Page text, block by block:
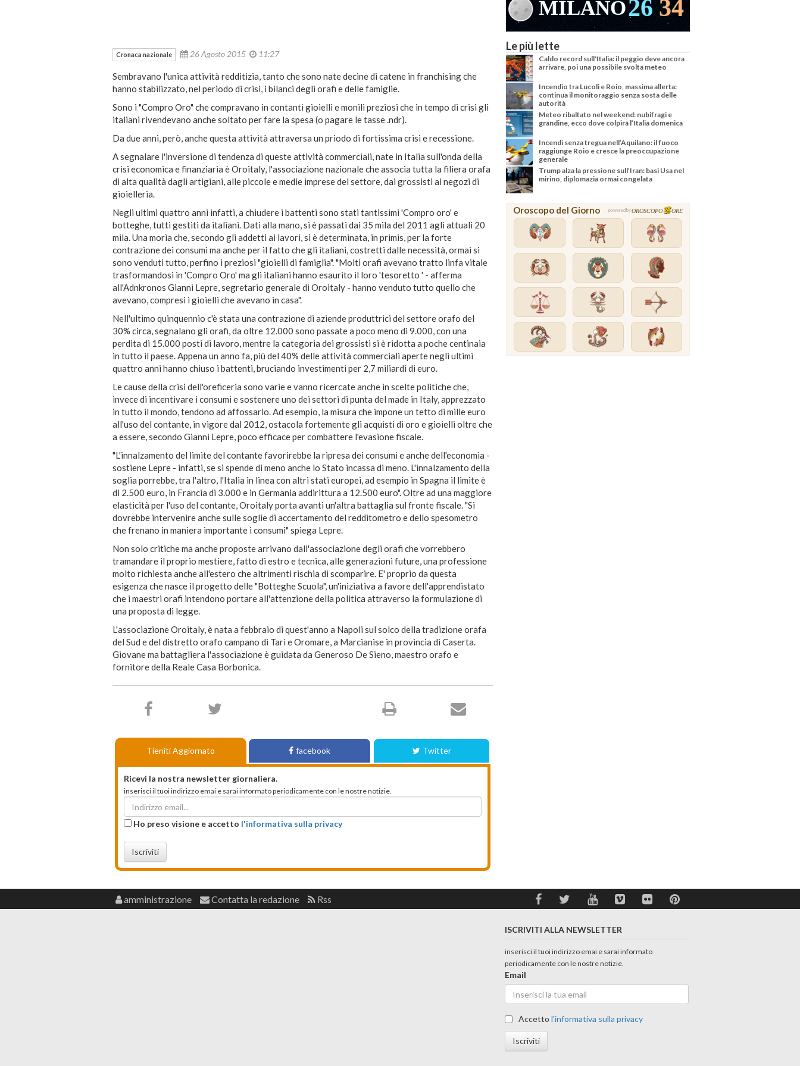
MILANO26 34
Cronaca nazionale 26 Agosto 2015 11:27
Sembravano l'unica attività redditizia, tanto che sono nate decine di catene in franchising che
hanno stabilizzato, nel periodo di crisi, i bilanci degli orafi e delle famiglie.
Sono i "Compro Oro" che compravano in contanti gioielli e monili preziosi che in tempo di crisi gli
italiani rivendevano anche soltato per fare la spesa (o pagare le tasse .ndr).
Da due anni, però, anche questa attività attraversa un priodo di fortissima crisi e recessione.
A segnalare l'inversione di tendenza di queste attività commerciali, nate in Italia sull'onda della
crisi economica e finanziaria è Oroitaly, l'associazione nazionale che associa tutta la filiera orafa
di alta qualità dagli artigiani, alle piccole e medie imprese del settore, dai grossisti ai negozi di
gioielleria.
Negli ultimi quattro anni infatti, a chiudere i battenti sono stati tantissimi 'Compro oro' e
botteghe, tutti gestiti da italiani. Dati alla mano, si è passati dai 35 mila del 2011 agli attuali 20
mila. Una morìa che, secondo gli addetti ai lavori, si è determinata, in primis, per la forte
contrazione dei consumi ma anche per il fatto che gli italiani, costretti dalle necessità, ormai si
sono venduti tutto, perfino i preziosi "gioielli di famiglia". "Molti orafi avevano tratto linfa vitale
trasformandosi in 'Compro Oro' ma gli italiani hanno esaurito il loro 'tesoretto ' - afferma
all'Adnkronos Gianni Lepre, segretario generale di Oroitaly - hanno venduto tutto quello che
avevano, compresi i gioielli che avevano in casa".
Nell'ultimo quinquennio c'è stata una contrazione di aziende produttrici del settore orafo del
30% circa, segnalano gli orafi, da oltre 12.000 sono passate a poco meno di 9.000, con una
perdita di 15.000 posti di lavoro, mentre la categoria dei grossisti si è ridotta a poche centinaia
in tutto il paese. Appena un anno fa, più del 40% delle attività commerciali aperte negli ultimi
quattro anni hanno chiuso i battenti, bruciando investimenti per 2,7 miliardi di euro.
Le cause della crisi dell'oreficeria sono varie e vanno ricercate anche in scelte politiche che,
invece di incentivare i consumi e sostenere uno dei settori di punta del made in Italy, apprezzato
in tutto il mondo, tendono ad affossarlo. Ad esempio, la misura che impone un tetto di mille euro
all'uso del contante, in vigore dal 2012, ostacola fortemente gli acquisti di oro e gioielli oltre che
a essere, secondo Gianni Lepre, poco efficace per combattere l'evasione fiscale.
"L'innalzamento del limite del contante favorirebbe la ripresa dei consumi e anche dell'economia -
sostiene Lepre - infatti, se si spende di meno anche lo Stato incassa di meno. L'innalzamento della
soglia porrebbe, tra l'altro, l'Italia in linea con altri stati europei, ad esempio in Spagna il limite è
di 2.500 euro, in Francia di 3.000 e in Germania addirittura a 12.500 euro". Oltre ad una maggiore
elasticità per l'uso del contante, Oroitaly porta avanti un'altra battaglia sul fronte fiscale. "Si
dovrebbe intervenire anche sulle soglie di accertamento del redditometro e dello spesometro
che frenano in maniera importante i consumi" spiega Lepre.
Non solo critiche ma anche proposte arrivano dall'associazione degli orafi che vorrebbero
tramandare il proprio mestiere, fatto di estro e tecnica, alle generazioni future, una professione
molto richiesta anche all'estero che altrimenti rischia di scomparire. E' proprio da questa
esigenza che nasce il progetto delle "Botteghe Scuola", un'iniziativa a favore dell'apprendistato
che i maestri orafi intendono portare all'attenzione della politica attraverso la formulazione di
una proposta di legge.
L'associazione Oroitaly, è nata a febbraio di quest'anno a Napoli sul solco della tradizione orafa
del Sud e del distretto orafo campano di Tarì e Oromare, a Marcianise in provincia di Caserta.
Giovane ma battagliera l'associazione è guidata da Generoso De Sieno, maestro orafo e
fornitore della Reale Casa Borbonica.
Tieniti Aggiornato facebook Twitter
Ricevi la nostra newsletter giornaliera.
inserisci il tuoi indirizzo emai e sarai informato periodicamente con le nostre notizie.
Ho preso visione e accetto l'informativa sulla privacy
Iscriviti
Le più lette
Caldo record sull'Italia: il peggio deve ancora
arrivare, poi una possibile svolta meteo
Incendio tra Lucoli e Roio, massima allerta:
continua il monitoraggio senza sosta delle
autorità
Meteo ribaltato nel weekend: nubifragi e
grandine, ecco dove colpirà l’Italia domenica
Incendi senza tregua nell’Aquilano: il fuoco
raggiunge Roio e cresce la preoccupazione
generale
Trump alza la pressione sull’Iran: basi Usa nel
mirino, diplomazia ormai congelata
Oroscopo del Giorno powered byOROSCOPO ORE
amministrazione Contatta la redazione Rss
ISCRIVITI ALLA NEWSLETTER
inserisci il tuoi indirizzo emai e sarai informato
periodicamente con le nostre notizie.
Email
Accettol'informativa sulla privacy
Iscriviti